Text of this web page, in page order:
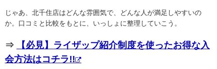
じゃあ、北千住店はどんな雰囲気で、どんな人が満足しやすいの
か。口コミと比較をもとに、いっしょに整理していこう。
⇒
【必見】ライザップ紹介制度を使ったお得な入
会方法はコチラ!!